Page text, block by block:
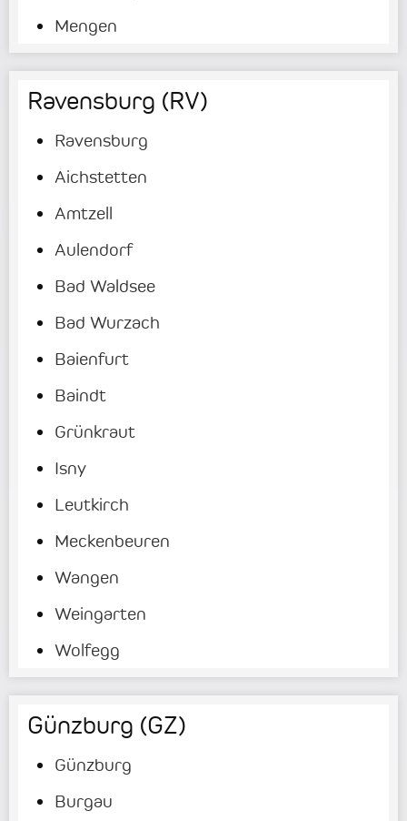
Mengen
Ravensburg (RV)
Ravensburg
Aichstetten
Amtzell
Aulendorf
Bad Waldsee
Bad Wurzach
Baienfurt
Baindt
Grünkraut
Isny
Leutkirch
Meckenbeuren
Wangen
Weingarten
Wolfegg
Günzburg (GZ)
Günzburg
Burgau